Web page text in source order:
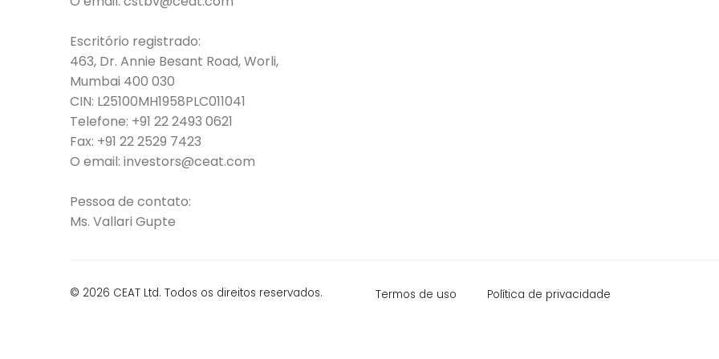
Escritório registrado:
463, Dr. Annie Besant Road, Worli,
Mumbai 400 030
CIN: L25100MH1958PLC011041
Telefone: +91 22 2493 0621
Fax: +91 22 2529 7423
O email: investors@ceat.com
Pessoa de contato:
Ms. Vallari Gupte
© 2026 CEAT Ltd. Todos os direitos reservados. Termos de uso Política de privacidade